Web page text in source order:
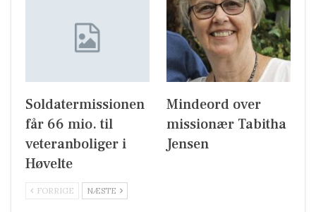
Soldatermissionen
får 66 mio. til
veteranboliger i
Høvelte
Mindeord over
missionær Tabitha
Jensen
FORRIGE NÆSTE